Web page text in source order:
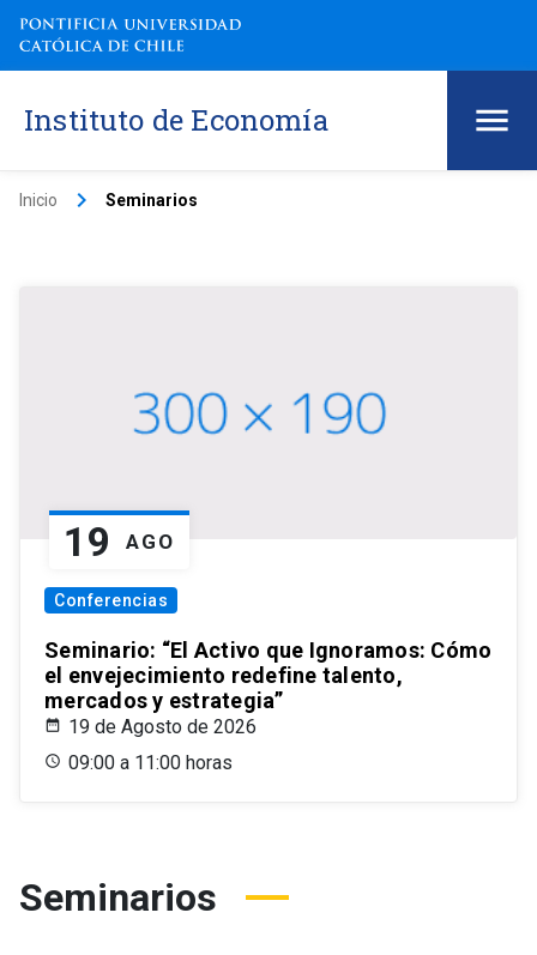
Instituto de Economía
Inicio keyboard_arrow_right Seminarios
19 AGO
Conferencias
Seminario: “El Activo que Ignoramos: Cómo
el envejecimiento redefine talento,
mercados y estrategia”
19 de Agosto de 2026
09:00 a 11:00 horas
Seminarios